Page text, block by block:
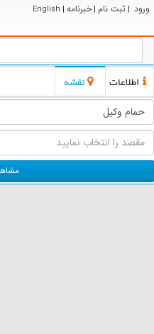
ورود | ثبت نام | خبرنامه |
English
اطلاعات نقشه